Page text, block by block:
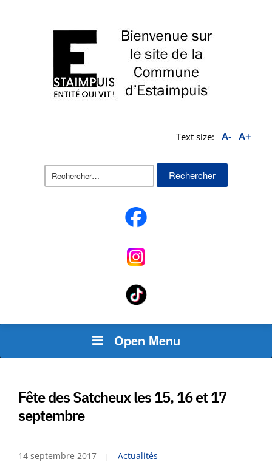
Text size: A- A+
Rechercher :
Open Menu
Fête des Satcheux les 15, 16 et 17
septembre
14 septembre 2017 Actualités